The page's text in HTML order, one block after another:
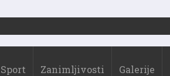
Sport Zanimljivosti Galerije